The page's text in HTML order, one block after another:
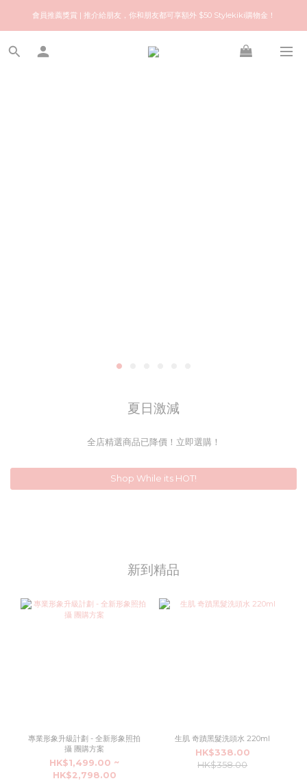
歡迎來到快樂的尋寶之旅！你可信賴的名牌中古店！優質保健美容產品推薦！
會員推薦獎賞 | 推介給朋友，你和朋友都可享額外 $50 Stylekiki購物金！
歡迎來到快樂的尋寶之旅！你可信賴的名牌中古店！優質保健美容產品推薦！
夏日激減
全店精選商品已降價！立即選購！
Shop While its HOT!
新到精品
專業形象升級計劃 - 全新形象照拍
攝 團購方案
HK$1,499.00 ~
HK$2,798.00
生肌 奇蹟黑髮洗頭水 220ml
HK$338.00
HK$358.00